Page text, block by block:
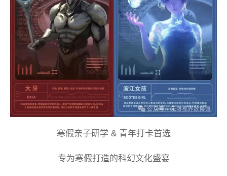
寒假亲子研学 & 青年打卡首选
专为寒假打造的科幻文化盛宴